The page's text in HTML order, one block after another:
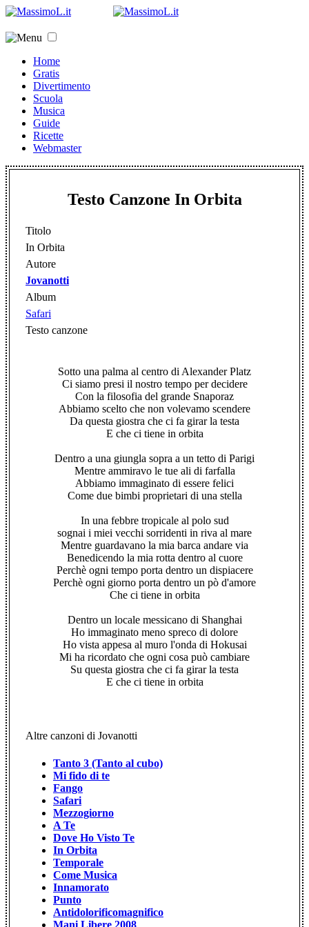
Home
Gratis
Divertimento
Scuola
Musica
Guide
Ricette
Webmaster
Testo Canzone In Orbita
Titolo
In Orbita
Autore
Jovanotti
Album
Safari
Testo canzone
Sotto una palma al centro di Alexander Platz
Ci siamo presi il nostro tempo per decidere
Con la filosofia del grande Snaporaz
Abbiamo scelto che non volevamo scendere
Da questa giostra che ci fa girar la testa
E che ci tiene in orbita
Dentro a una giungla sopra a un tetto di Parigi
Mentre ammiravo le tue ali di farfalla
Abbiamo immaginato di essere felici
Come due bimbi proprietari di una stella
In una febbre tropicale al polo sud
sognai i miei vecchi sorridenti in riva al mare
Mentre guardavano la mia barca andare via
Benedicendo la mia rotta dentro al cuore
Perchè ogni tempo porta dentro un dispiacere
Perchè ogni giorno porta dentro un pò d'amore
Che ci tiene in orbita
Dentro un locale messicano di Shanghai
Ho immaginato meno spreco di dolore
Ho vista appesa al muro l'onda di Hokusai
Mi ha ricordato che ogni cosa può cambiare
Su questa giostra che ci fa girar la testa
E che ci tiene in orbita
Altre canzoni di Jovanotti
Tanto 3 (Tanto al cubo)
Mi fido di te
Fango
Safari
Mezzogiorno
A Te
Dove Ho Visto Te
In Orbita
Temporale
Come Musica
Innamorato
Punto
Antidolorificomagnifico
Mani Libere 2008